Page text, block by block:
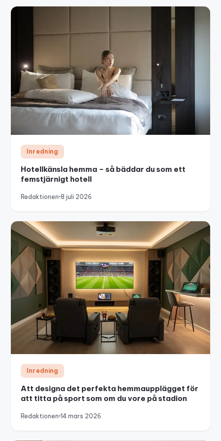
Inredning
Hotellkänsla hemma – så bäddar du som ett
femstjärnigt hotell
Redaktionen 8 juli 2026
Inredning
Att designa det perfekta hemmaupplägget för
att titta på sport som om du vore på stadion
Redaktionen 14 mars 2026